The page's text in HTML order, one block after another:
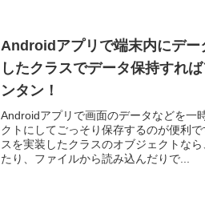
Androidアプリで端末内にデ
したクラスでデータ保持すれ
ンタン！
Androidアプリで画面のデータなどを一
クトにしてごっそり保存するのが便利
スを実装したクラスのオブジェクトな
たり、ファイルから読み込んだりで...